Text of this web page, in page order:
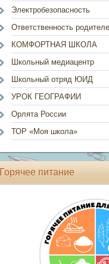
Электробезопасность
Ответственность
КОМФОРТНАЯ ШКОЛА
Школьный медиацентр
Школьный отряд ЮИД
УРОК ГЕОГРАФИИ
Орлята России
ТОР «Моя школа»
Горячее питание